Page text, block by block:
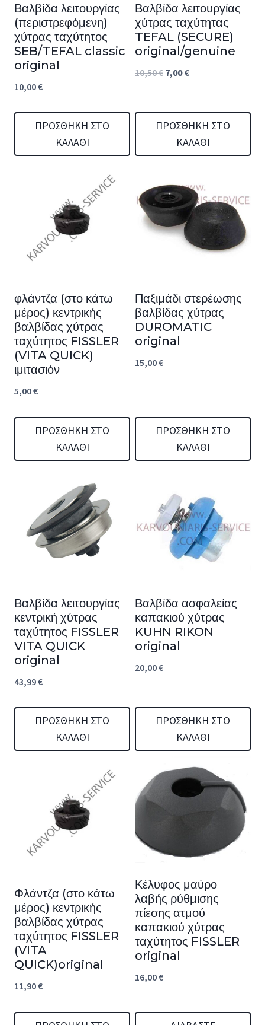
Βαλβίδα λειτουργίας
(περιστρεφόμενη)
χύτρας ταχύτητος
SEB/TEFAL classic
original
10,00€
ΠΡΟΣΘΉΚΗ ΣΤΟ
ΚΑΛΆΘΙ
Βαλβίδα λειτουργίας
χύτρας ταχύτητας
TEFAL (SECURE)
original/genuine
10,50€ Original
was:
10,50 €.
7,00€Η
τιμή
είναι:
7,00 €.
ΠΡΟΣΘΉΚΗ ΣΤΟ
ΚΑΛΆΘΙ
φλάντζα (στο κάτω
μέρος) κεντρικής
βαλβίδας χύτρας
ταχύτητος FISSLER
(VITA QUICK)
ιμιτασιόν
5,00€
ΠΡΟΣΘΉΚΗ ΣΤΟ
ΚΑΛΆΘΙ
Παξιμάδι στερέωσης
βαλβίδας χύτρας
DUROMATIC
original
15,00€
ΠΡΟΣΘΉΚΗ ΣΤΟ
ΚΑΛΆΘΙ
Βαλβίδα λειτουργίας
κεντρική χύτρας
ταχύτητος FISSLER
VITA QUICK
original
43,99€
ΠΡΟΣΘΉΚΗ ΣΤΟ
ΚΑΛΆΘΙ
Βαλβίδα ασφαλείας
καπακιού χύτρας
KUHN RIKON
original
20,00€
ΠΡΟΣΘΉΚΗ ΣΤΟ
ΚΑΛΆΘΙ
Φλάντζα (στο κάτω
μέρος) κεντρικής
βαλβίδας χύτρας
ταχύτητος FISSLER
(VITA
QUICK)original
11,90€
Κέλυφος μαύρο
λαβής ρύθμισης
πίεσης ατμού
καπακιού χύτρας
ταχύτητος FISSLER
original
16,00€